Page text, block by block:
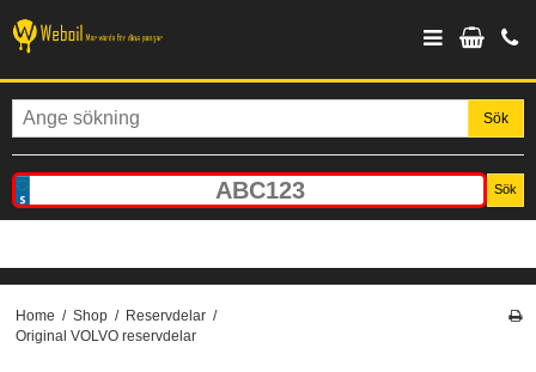
Sök
Sök
Home / Shop / Reservdelar /
Original VOLVO reservdelar